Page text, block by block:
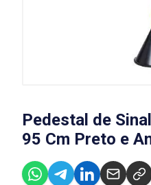
Pedestal de
95 Cm Preto e